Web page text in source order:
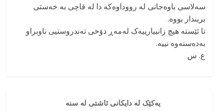
سەلاسی باوەجانی لە رووداوەکە دا لە قاچی بە خەستی
بریندار بووە.
تا ئێستە هیچ زانییارییەک لەمەڕ دۆخی تەندروستیی ناوبراو
بەدەستەوە نییە.
ع. س
یەکێک لە دایکانی ئاشتی لە سنە